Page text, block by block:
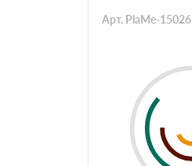
Арт. PlaMe-15026